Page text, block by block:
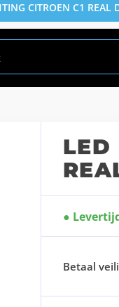
CITROEN C1 REAL
LED
Betaal